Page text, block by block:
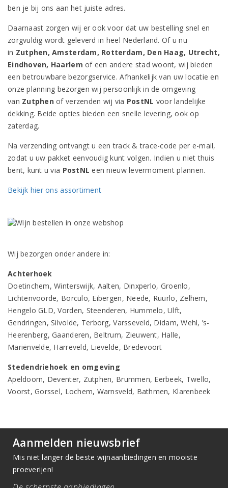
ben je bij ons aan het juiste adres.
Daarnaast zorgen wij er ook voor dat uw bestelling snel en
zorgvuldig wordt geleverd in heel Nederland. Of u nu
in Zutphen, Amsterdam, Rotterdam, Den Haag, Utrecht,
Eindhoven, Haarlem of een andere stad woont, wij bieden
een betrouwbare bezorgservice. Afhankelijk van uw locatie en
onze planning bezorgen wij persoonlijk in de omgeving
van Zutphenof verzenden wij via PostNL voor landelijke
dekking. Beide opties bieden een snelle levering, ook op
zaterdag.
Na verzending ontvangt u een track & trace-code per e-mail,
zodat u uw pakket eenvoudig kunt volgen. Indien u niet thuis
bent, kunt u via PostNL een nieuw levermoment plannen.
Bekijk hier ons assortiment
Wij bezorgen onder andere in:
Achterhoek
Doetinchem, Winterswijk, Aalten, Dinxperlo, Groenlo,
Lichtenvoorde, Borculo, Eibergen, Neede, Ruurlo, Zelhem,
Hengelo GLD, Vorden, Steenderen, Hummelo, Ulft,
Gendringen, Silvolde, Terborg, Varsseveld, Didam, Wehl, ’s-
Heerenberg, Gaanderen, Beltrum, Zieuwent, Halle,
Mariënvelde, Harreveld, Lievelde, Bredevoort
Stedendriehoek en omgeving
Apeldoorn, Deventer, Zutphen, Brummen, Eerbeek, Twello,
Voorst, Gorssel, Lochem, Warnsveld, Bathmen, Klarenbeek
Aanmelden nieuwsbrief
Mis niet langer de beste wijnaanbiedingen en mooiste
proeverijen!